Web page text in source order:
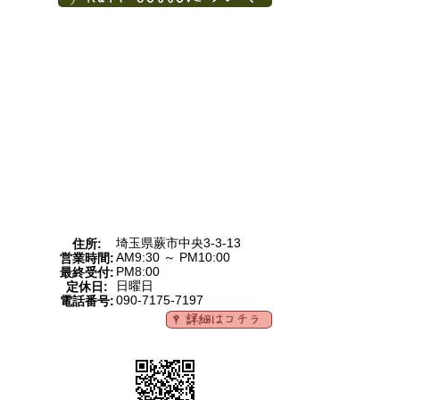
住所:
埼玉県蕨市中央3-3-13
営業時間:AM9:30 ～ PM10:00
最終受付: PM8:00
定休日:
日曜日
電話番号:090-7175-7197